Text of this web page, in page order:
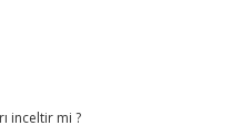
inceltir mi ?